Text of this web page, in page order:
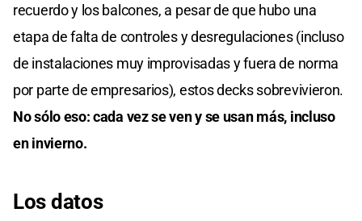
recuerdo y los balcones, a pesar de que hubo una
etapa de falta de controles y desregulaciones (incluso
de instalaciones muy improvisadas y fuera de norma
por parte de empresarios), estos decks sobrevivieron.
No sólo eso: cada vez se ven y se usan más, incluso
en invierno.
Los datos